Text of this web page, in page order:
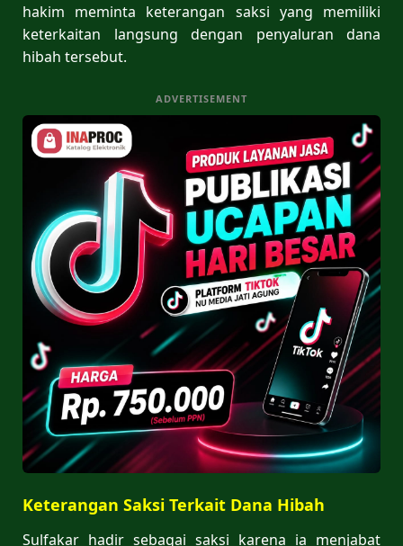
hakim meminta keterangan saksi yang memiliki
keterkaitan langsung dengan penyaluran dana
hibah tersebut.
ADVERTISEMENT
Keterangan Saksi Terkait Dana Hibah
Sulfakar hadir sebagai saksi karena ia menjabat